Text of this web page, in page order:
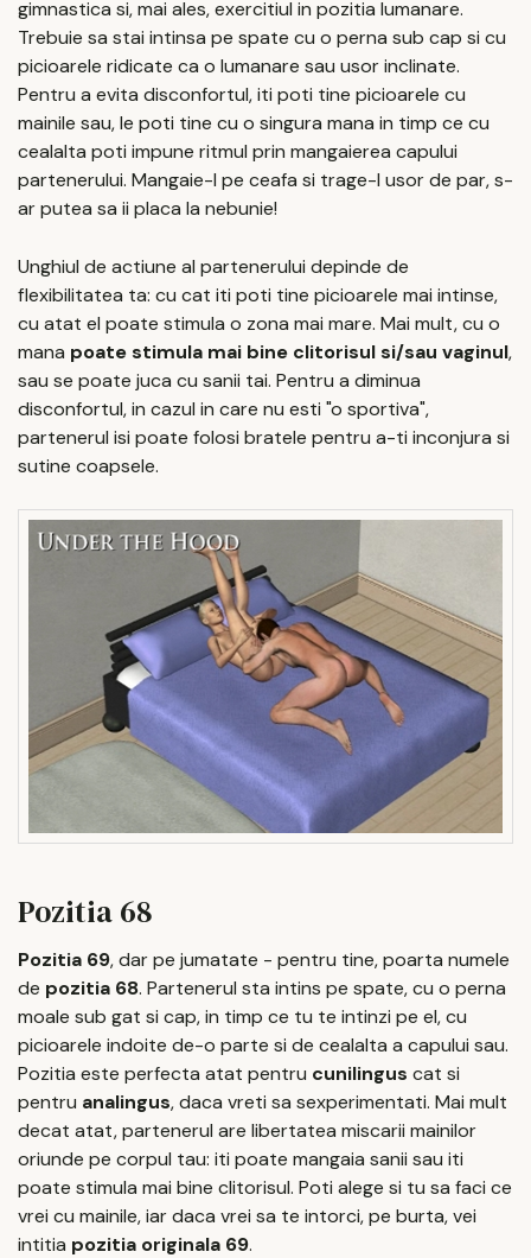
gimnastica si, mai ales, exercitiul in pozitia lumanare.
Trebuie sa stai intinsa pe spate cu o perna sub cap si cu
picioarele ridicate ca o lumanare sau usor inclinate.
Pentru a evita disconfortul, iti poti tine picioarele cu
mainile sau, le poti tine cu o singura mana in timp ce cu
cealalta poti impune ritmul prin mangaierea capului
partenerului. Mangaie-l pe ceafa si trage-l usor de par, s-
ar putea sa ii placa la nebunie!
Unghiul de actiune al partenerului depinde de
flexibilitatea ta: cu cat iti poti tine picioarele mai intinse,
cu atat el poate stimula o zona mai mare. Mai mult, cu o
mana poate stimula mai bine clitorisul si/sau vaginul,
sau se poate juca cu sanii tai. Pentru a diminua
disconfortul, in cazul in care nu esti "o sportiva",
partenerul isi poate folosi bratele pentru a-ti inconjura si
sutine coapsele.
Pozitia 68
Pozitia 69, dar pe jumatate - pentru tine, poarta numele
de pozitia 68. Partenerul sta intins pe spate, cu o perna
moale sub gat si cap, in timp ce tu te intinzi pe el, cu
picioarele indoite de-o parte si de cealalta a capului sau.
Pozitia este perfecta atat pentru cunilingus cat si
pentru analingus, daca vreti sa sexperimentati. Mai mult
decat atat, partenerul are libertatea miscarii mainilor
oriunde pe corpul tau: iti poate mangaia sanii sau iti
poate stimula mai bine clitorisul. Poti alege si tu sa faci ce
vrei cu mainile, iar daca vrei sa te intorci, pe burta, vei
intitia pozitia originala 69.